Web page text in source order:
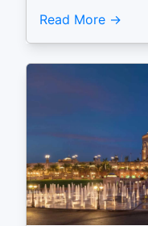
Read More